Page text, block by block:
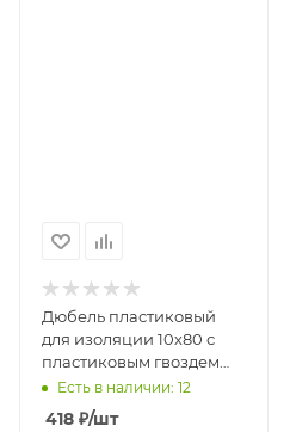
Дюбель пластиковый
для изоляции 10х80 с
пластиковым гвоздем
50шт 112388
Есть в наличии: 12
418 ₽/шт